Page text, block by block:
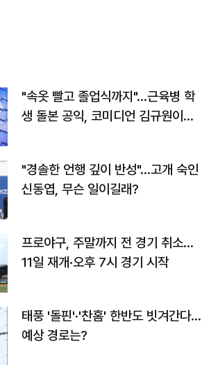
"속옷 빨고 졸업식까지"…근육병 학
생 돌본 공익, 코미디언 김규원이었
"경솔한 언행 깊이 반성"…고개 숙인
신동엽, 무슨 일이길래?
프로야구, 주말까지 전 경기 취소…
11일 재개·오후 7시 경기 시작
태풍 '돌핀'·'찬홈' 한반도 빗겨간다…
예상 경로는?